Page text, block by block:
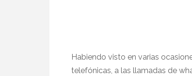
Habiendo visto en varias
telefónicas, a las llamadas de